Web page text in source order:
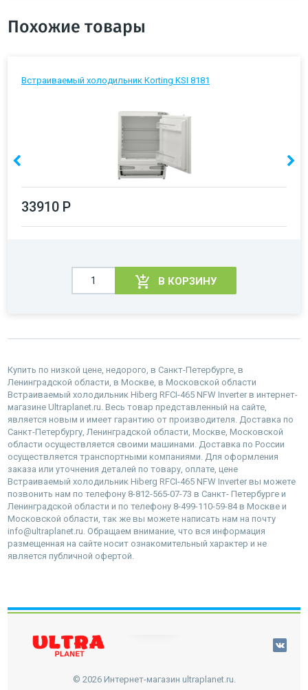
Похожие товары
Встраиваемый холодильник Korting KSI 8181
33910 Р
В КОРЗИНУ
Купить по низкой цене, недорого, в Санкт-Петербурге, в
Ленинградской области, в Москве, в Московской области
Встраиваемый холодильник Hiberg RFCI-465 NFW Inverter в интернет-
магазине Ultraplanet.ru. Весь товар представленный на сайте,
является новым и имеет гарантию от производителя. Доставка по
Санкт-Петербургу, Ленинградской области, Москве, Московской
области осуществляется своими машинами. Доставка по России
осуществляется транспортными компаниями. Для оформления
заказа или уточнения деталей по товару, оплате, цене
Встраиваемый холодильник Hiberg RFCI-465 NFW Inverter вы можете
позвонить нам по телефону 8-812-565-07-73 в Санкт- Петербурге и
Ленинградской области и по телефону 8-499-110-59-84 в Москве и
Московской области, так же вы можете написать нам на почту
info@ultraplanet.ru. Обращаем внимание, что вся информация
размещенная на сайте носит ознакомительный характер и не
является публичной офертой.
© 2026 Интернет-магазин ultraplanet.ru.
наверх